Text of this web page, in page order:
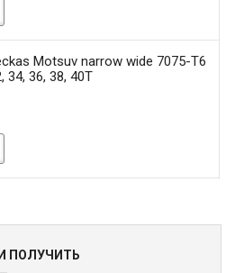
Motsuv narrow wide 7075-T6
34, 36, 38, 40T
ПОЛУЧИТЬ